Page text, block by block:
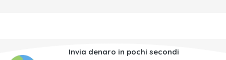
Invia denaro in pochi secondi